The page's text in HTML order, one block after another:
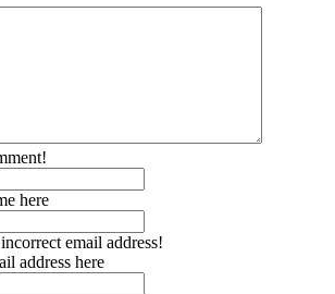
here
email address!
address here